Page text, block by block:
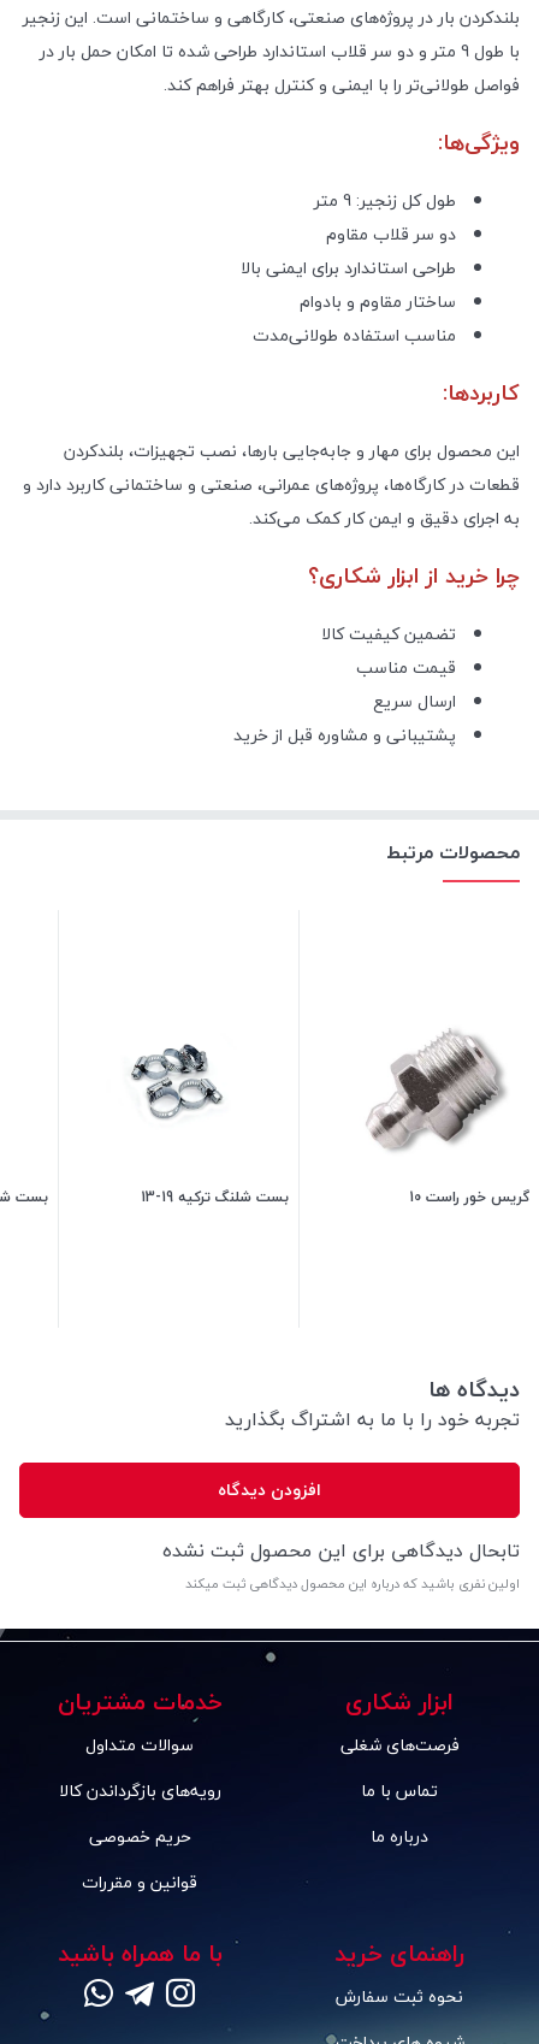
بلندکردن بار در پروژه‌های صنعتی، کارگاهی و ساختمانی است. این زنجیر
با طول 9 متر و دو سر قلاب استاندارد طراحی شده تا امکان حمل بار در
فواصل طولانی‌تر را با ایمنی و کنترل بهتر فراهم کند.
ویژگی‌ها:
طول کل زنجیر: 9 متر
دو سر قلاب مقاوم
طراحی استاندارد برای ایمنی بالا
ساختار مقاوم و بادوام
مناسب استفاده طولانی‌مدت
کاربردها:
این محصول برای مهار و جابه‌جایی بارها، نصب تجهیزات، بلندکردن
قطعات در کارگاه‌ها، پروژه‌های عمرانی، صنعتی و ساختمانی کاربرد دارد و
به اجرای دقیق و ایمن کار کمک می‌کند.
چرا خرید از ابزار شکاری؟
تضمین کیفیت کالا
قیمت مناسب
ارسال سریع
پشتیبانی و مشاوره قبل از خرید
محصولات مرتبط
گریس خور راست 10 بست شلنگ ترکیه 19-13 بست
دیدگاه ها
تجربه خود را با ما به اشتراگ بگذارید
افزودن دیدگاه
تابحال دیدگاهی برای این محصول ثبت نشده
اولین نفری باشید که درباره این محصول دیدگاهی ثبت میکند
ابزار شکاری
فرصت‌های شغلی
تماس با ما
درباره ما
خدمات مشتریان
سوالات متداول
رویه‌های بازگرداندن کالا
حریم خصوصی
قوانین و مقررات
راهنمای خرید
نحوه ثبت سفارش
با ما همراه باشید